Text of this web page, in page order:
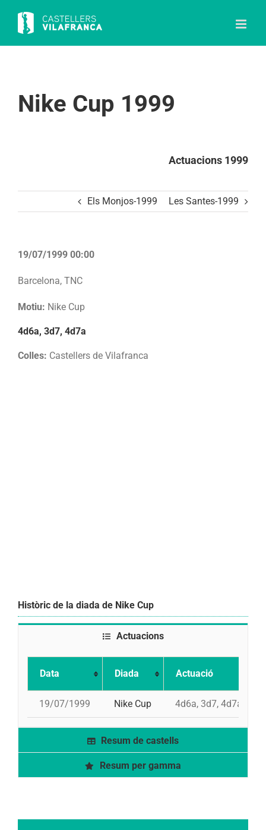
content
Nike Cup 1999
Actuacions 1999
Els Monjos-1999 Les Santes-1999
19/07/1999 00:00
Barcelona, TNC
Motiu: Nike Cup
4d6a, 3d7, 4d7a
Colles: Castellers de Vilafranca
Històric de la diada de Nike Cup
Actuacions
Data Diada Actuació
19/07/1999 Nike Cup 4d6a, 3d7, 4d7a
Resum de castells
Resum per gamma